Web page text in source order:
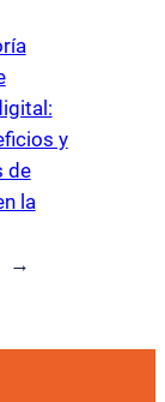
y
de
la
→